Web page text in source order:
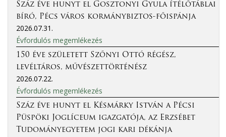
Száz éve hunyt el Gosztonyi Gyula ítélőtáblai
bíró, Pécs város kormánybiztos-főispánja
2026.07.31.
Évfordulós megemlékezés
150 éve született Szőnyi Ottó régész,
levéltáros, művészettörténész
2026.07.22.
Évfordulós megemlékezés
Száz éve hunyt el Késmárky István a Pécsi
Püspöki Joglíceum igazgatója, az Erzsébet
Tudományegyetem jogi kari dékánja